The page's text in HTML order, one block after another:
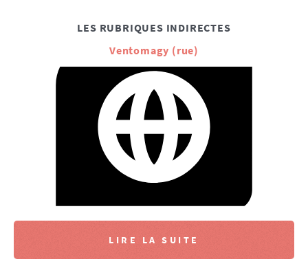
LES RUBRIQUES INDIRECTES
Ventomagy (rue)
LIRE LA SUITE